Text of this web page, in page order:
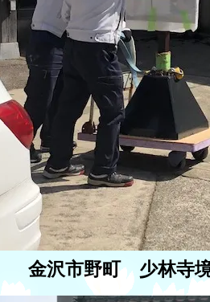
金沢市野町 少林寺